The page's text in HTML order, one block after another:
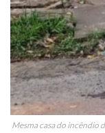
Mesma casa do incêndio